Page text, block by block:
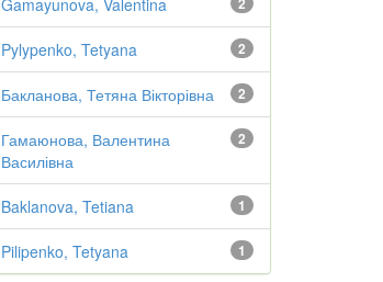
Gamayunova, Valentina
2
Pylypenko, Tetyana
2
Бакланова, Тетяна Вікторівна
2
Гамаюнова, Валентина
Василівна
1
Baklanova, Tetiana
1
Pilipenko, Tetyana